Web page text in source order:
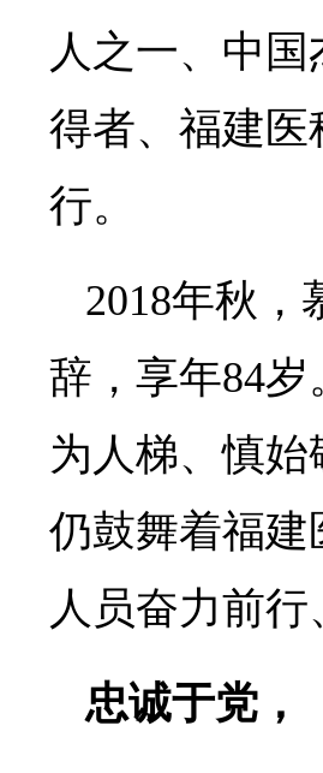
人之一、中
得者、福建
行。
2018年秋
辞，享年84
为人梯、慎
仍鼓舞着福
人员奋力前
忠诚于党，